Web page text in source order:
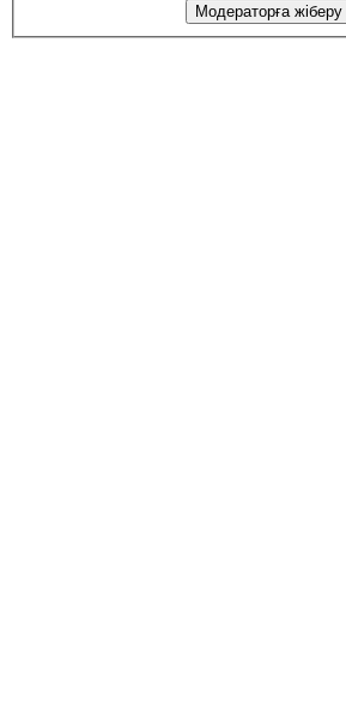
Модераторға жіберу